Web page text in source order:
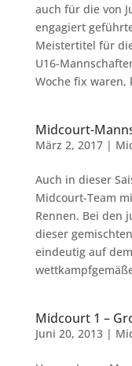
auch für die von
engagiert
Meistertitel für
U16-
Woche fix waren,
Midcourt-
März 2, 2017|
Auch in dieser
Midcourt-Team
Rennen. Bei den
dieser
eindeutig auf
Midcourt 1 –
Juni 20, 2013|